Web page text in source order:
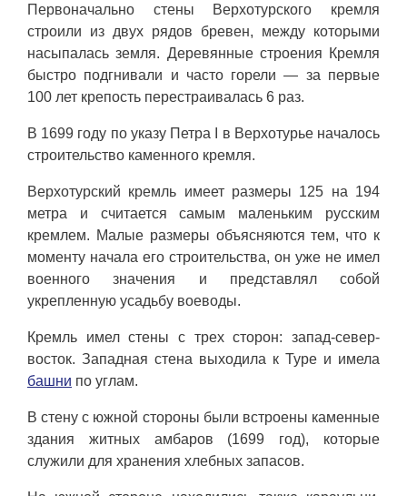
Первоначально стены Верхотурского кремля
строили из двух рядов бревен, между которыми
насыпалась земля. Деревянные строения Кремля
быстро подгнивали и часто горели — за первые
100 лет крепость перестраивалась 6 раз.
В 1699 году по указу Петра І в Верхотурье началось
строительство каменного кремля.
Верхотурский кремль имеет размеры 125 на 194
метра и считается самым маленьким русским
кремлем. Малые размеры объясняются тем, что к
моменту начала eгo строительства, он уже не имел
военного значения и представлял собой
укрепленную усадьбу воеводы.
Кремль имел стены с трех сторон: запад-север-
восток. Западная стена выходила к Туре и имела
башни по углам.
В стену с южной стороны были встроены каменные
здания житных амбаров (1699 год), которые
служили для хранения хлебных запасов.